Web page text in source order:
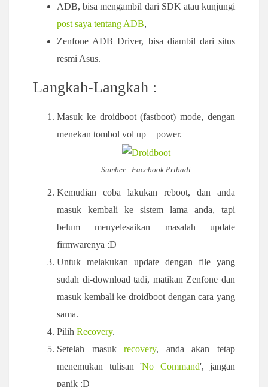
ADB, bisa mengambil dari SDK atau kunjungi
post saya tentang ADB,
Zenfone ADB Driver, bisa diambil dari situs
resmi Asus.
Langkah-Langkah :
Masuk ke droidboot (fastboot) mode, dengan
menekan tombol vol up + power.
Sumber : Facebook Pribadi
Kemudian coba lakukan reboot, dan anda
masuk kembali ke sistem lama anda, tapi
belum menyelesaikan masalah update
firmwarenya :D
Untuk melakukan update dengan file yang
sudah di-download tadi, matikan Zenfone dan
masuk kembali ke droidboot dengan cara yang
sama.
Pilih Recovery.
Setelah masukrecovery, anda akan tetap
menemukan tulisan 'No Command', jangan
panik :D